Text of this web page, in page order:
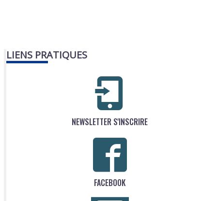
LIENS PRATIQUES
NEWSLETTER S'INSCRIRE
FACEBOOK